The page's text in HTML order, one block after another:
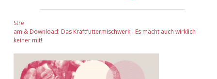
Stre
am & Download: Das Kraftfuttermischwerk - Es macht auch wirklich
keiner mit!